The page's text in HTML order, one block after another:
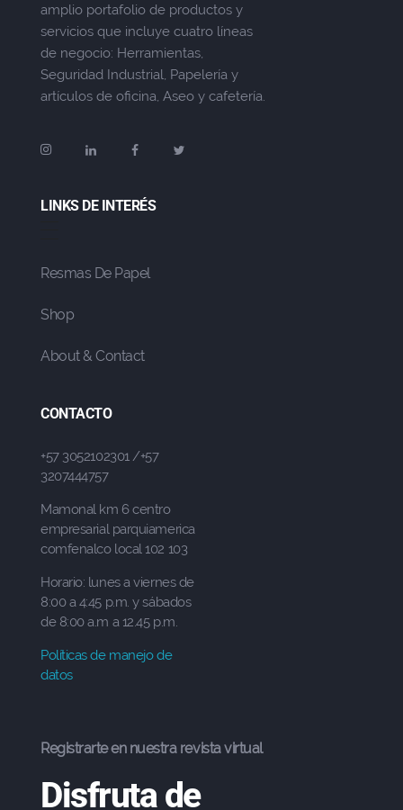
amplio portafolio de productos y
servicios que incluye cuatro líneas
de negocio: Herramientas,
Seguridad Industrial, Papelería y
artículos de oficina, Aseo y cafetería.
LINKS DE INTERÉS
Resmas De Papel
Shop
About & Contact
CONTACTO
+57 3052102301 /+57
3207444757
Mamonal km 6 centro
empresarial parquiamerica
comfenalco local 102 103
Horario: lunes a viernes de
8:00 a 4:45 p.m. y sábados
de 8:00 a.m a 12.45 p.m.
Políticas de manejo de
datos
Registrarte en nuestra revista virtual
Disfruta de